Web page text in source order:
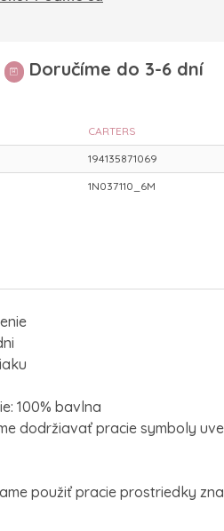
Doručíme do 3-6 dní
CARTERS
194135871069
1N037110_6M
100% bavlna
dodržiavať pracie symboly
použiť pracie prostriedky